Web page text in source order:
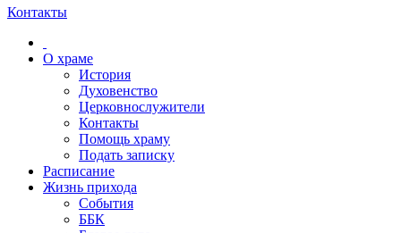
Контакты
О храме
История
Духовенство
Церковнослужители
Контакты
Помощь храму
Подать записку
Расписание
Жизнь прихода
События
ББК